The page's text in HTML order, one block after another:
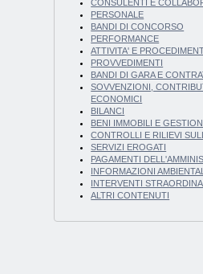
CONSULENTI E
PERSONALE
BANDI DI CONCORSO
PERFORMANCE
ATTIVITA' E
PROVVEDIMENTI
BANDI DI GARA E
SOVVENZIONI,
ECONOMICI
BILANCI
BENI IMMOBILI E
CONTROLLI E RILIEVI
SERVIZI EROGATI
PAGAMENTI
INFORMAZIONI AMBIENTALI
INTERVENTI
ALTRI CONTENUTI